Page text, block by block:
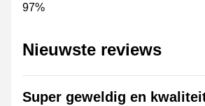
97%
Nieuwste reviews
Super geweldig en